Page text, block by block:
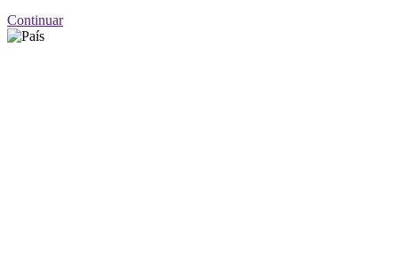
Continuar